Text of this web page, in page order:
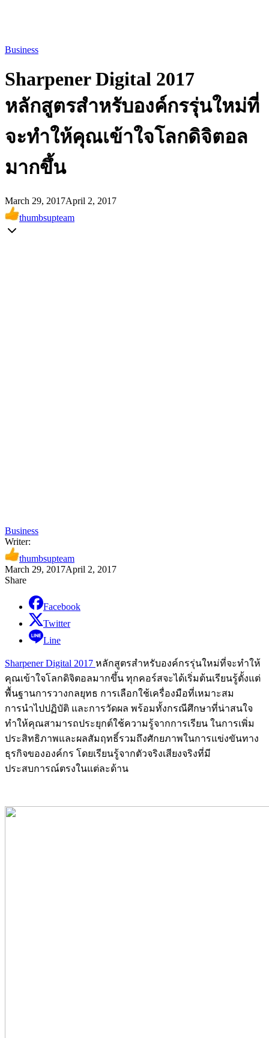
Business
Sharpener Digital 2017
หลักสูตรสำหรับองค์กรรุ่นใหม่ที่
จะทำให้คุณเข้าใจโลกดิจิตอล
มากขึ้น
March 29, 2017April 2, 2017
thumbsupteam
Business
Writer:
thumbsupteam
March 29, 2017April 2, 2017
Share
Facebook
Twitter
Line
Sharpener Digital 2017 หลักสูตรสำหรับองค์กรรุ่นใหม่ที่จะทำให้
คุณเข้าใจโลกดิจิตอลมากขึ้น ทุกคอร์สจะได้เริ่มต้นเรียนรู้ตั้งแต่
พื้นฐานการวางกลยุทธ การเลือกใช้เครื่องมือที่เหมาะสม
การนำไปปฏิบัติ และการวัดผล พร้อมทั้งกรณีศึกษาที่น่าสนใจ
ทำให้คุณสามารถประยุกต์ใช้ความรู้จากการเรียน ในการเพิ่ม
ประสิทธิภาพและผลสัมฤทธิ์รวมถึงศักยภาพในการแข่งขันทาง
ธุรกิจขององค์กร โดยเรียนรู้จากตัวจริงเสียงจริงที่มี
ประสบการณ์ตรงในแต่ละด้าน